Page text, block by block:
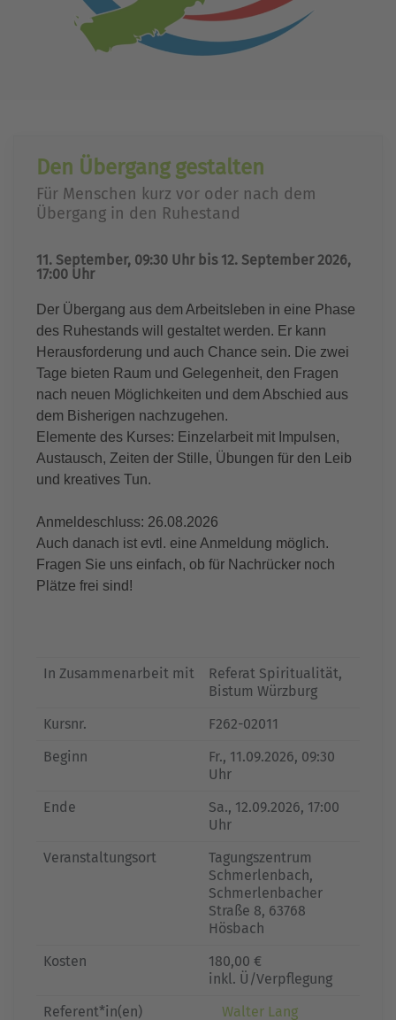
Den Übergang gestalten
Für Menschen kurz vor oder nach dem
Übergang in den Ruhestand
11. September, 09:30 Uhr bis 12. September 2026,
17:00 Uhr
Der Übergang aus dem Arbeitsleben in eine Phase
des Ruhestands will gestaltet werden. Er kann
Herausforderung und auch Chance sein. Die zwei
Tage bieten Raum und Gelegenheit, den Fragen
nach neuen Möglichkeiten und dem Abschied aus
dem Bisherigen nachzugehen.
Elemente des Kurses: Einzelarbeit mit Impulsen,
Austausch, Zeiten der Stille, Übungen für den Leib
und kreatives Tun.
Anmeldeschluss: 26.08.2026
Auch danach ist evtl. eine Anmeldung möglich.
Fragen Sie uns einfach, ob für Nachrücker noch
Plätze frei sind!
In Zusammenarbeit mit
Referat Spiritualität,
Bistum Würzburg
Kursnr.
F262-02011
Beginn
Fr., 11.09.2026, 09:30
Uhr
Ende
Sa., 12.09.2026, 17:00
Uhr
Veranstaltungsort
Tagungszentrum
Schmerlenbach,
Schmerlenbacher
Straße 8, 63768
Hösbach
Kosten
180,00 €
inkl. Ü/Verpflegung
Referent*in(en)
Walter Lang